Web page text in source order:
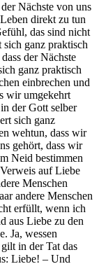
Nächste von uns
direkt zu tun
das sind nicht
ganz praktisch
der Nächste
ganz praktisch
einbrechen und
wir umgekehrt
der Gott selber
sich ganz
wehtun, dass wir
gehört, dass wir
Neid bestimmen
auf Liebe
Menschen
andere Menschen
erfüllt, wenn ich
aus Liebe zu den
Ja, wessen
in der Tat das
Liebe! – Und